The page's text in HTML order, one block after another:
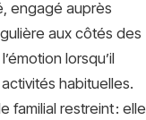
engagé auprès
aux côtés des
lorsqu’il
habituelles.
restreint : elle